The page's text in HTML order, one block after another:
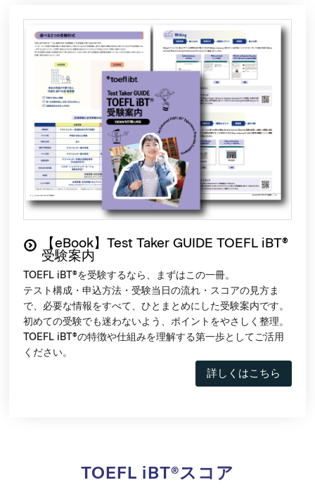
【eBook】Test Taker GUIDE TOEFL iBT®
受験案内
TOEFL iBT®を受験するなら、まずはこの一冊。
テスト構成・申込方法・受験当日の流れ・スコアの見方ま
で、必要な情報をすべて、ひとまとめにした受験案内です。
初めての受験でも迷わないよう、ポイントをやさしく整理。
TOEFL iBT®の特徴や仕組みを理解する第一歩としてご活用
ください。
詳しくはこちら
TOEFL iBT®スコア